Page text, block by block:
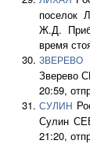
поселок
Ж.Д.
время
ЗВЕРЕВО
Зверево
20:59,
СУЛИН
Сулин
21:20,